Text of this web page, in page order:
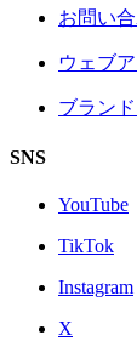
お問い
ウェブ
ブラン
SNS
YouTube
TikTok
Instagram
X